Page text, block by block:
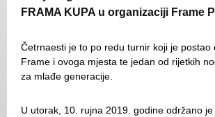
FRAMA KUPA u organizaciji Frame
Četrnaesti je to po redu turnir koji je postao
Frame i ovoga mjesta te jedan od rijetkih
za mlađe generacije.
U utorak, 10. rujna 2019. godine održano